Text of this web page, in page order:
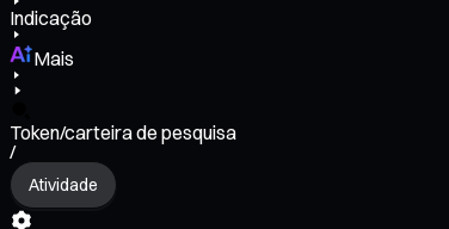
Indicação
Mais
Token/carteira de pesquisa
/
Atividade